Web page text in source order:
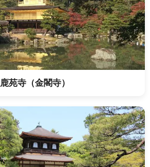
鹿苑寺（金閣寺）